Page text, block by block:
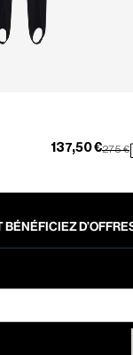
Prix
275 €
137,50 €